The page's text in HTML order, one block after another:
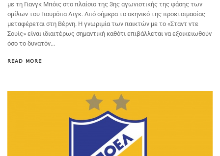
με τη Γιανγκ Μπόις στο πλαίσιο της 3ης αγωνιστικής της φάσης των
ομίλων του Γιουρόπα Λιγκ. Από σήμερα το σκηνικό της προετοιμασίας
μεταφέρεται στη Βέρνη. Η γνωριμία των παικτών με το «Σταντ ντε
Σουίς» είναι ιδιαιτέρως σημαντική καθότι επιβάλλεται να εξοικειωθούν
όσο το δυνατόν...
READ MORE